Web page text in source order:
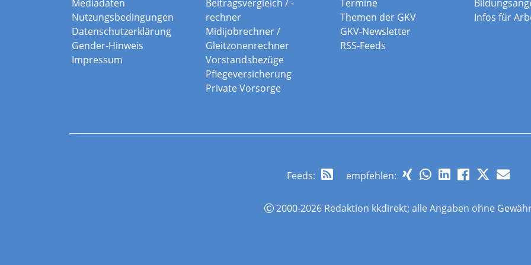
Mediadaten
Nutzungsbedingungen
Datenschutzerklärung
Gender-Hinweis
Impressum
Beitragsvergleich / -
rechner
Midijobrechner /
Gleitzonenrechner
Vorstandsbezüge
Pflegeversicherung
Private Vorsorge
Termine
Themen der GKV
GKV-Newsletter
RSS-Feeds
Infos für
Feeds: empfehlen:
2000-2026 Redaktion kkdirekt; alle Angaben ohne